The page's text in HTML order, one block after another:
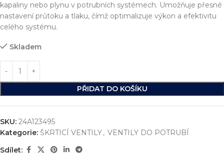
kapaliny nebo plynu v potrubních systémech. Umožňuje přesné
nastavení průtoku a tlaku, čímž optimalizuje výkon a efektivitu
celého systému.
Skladem
PŘIDAT DO KOŠÍKU
SKU: 24A123495
Kategorie: ŠKRTICÍ VENTILY, VENTILY DO POTRUBÍ
Sdílet: